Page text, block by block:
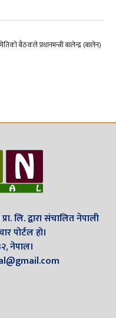
बैठकले प्रधानमन्त्री बालेन्द्र (बालेन)
लि. द्वारा संचालित नेपाली
पोर्टल हो।
नेपाल।